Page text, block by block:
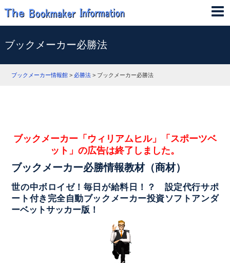
ブックメーカー必勝法
ブックメーカー情報館 > 必勝法 > ブックメーカー必勝法
ブックメーカー「ウィリアムヒル」「スポーツベ
ット」の広告は終了しました。
ブックメーカー必勝情報教材（商材）
世の中ボロイゼ！毎日が給料日！？ 設定代行サポ
ート付き完全自動ブックメーカー投資ソフトアンダ
ーベットサッカー版！